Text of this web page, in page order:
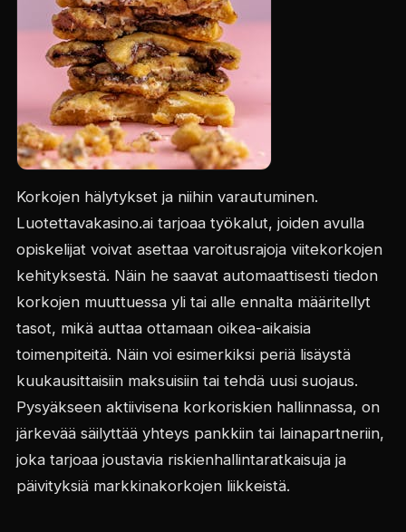
Korkojen hälytykset ja niihin varautuminen.
Luotettavakasino.ai tarjoaa työkalut, joiden avulla
opiskelijat voivat asettaa varoitusrajoja viitekorkojen
kehityksestä. Näin he saavat automaattisesti tiedon
korkojen muuttuessa yli tai alle ennalta määritellyt
tasot, mikä auttaa ottamaan oikea-aikaisia
toimenpiteitä. Näin voi esimerkiksi periä lisäystä
kuukausittaisiin maksuisiin tai tehdä uusi suojaus.
Pysyäkseen aktiivisena korkoriskien hallinnassa, on
järkevää säilyttää yhteys pankkiin tai lainapartneriin,
joka tarjoaa joustavia riskienhallintaratkaisuja ja
päivityksiä markkinakorkojen liikkeistä.